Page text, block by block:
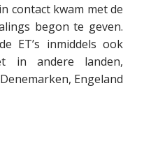
contact kwam met de
begon te geven.
ET’s inmiddels ook
in andere landen,
Engeland